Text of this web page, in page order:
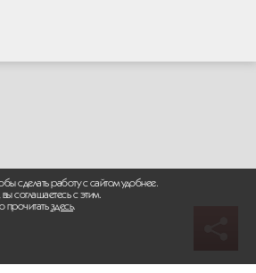
сделать работу с сайтом удобнее.
соглашаетесь с этим.
прочитатьздесь.